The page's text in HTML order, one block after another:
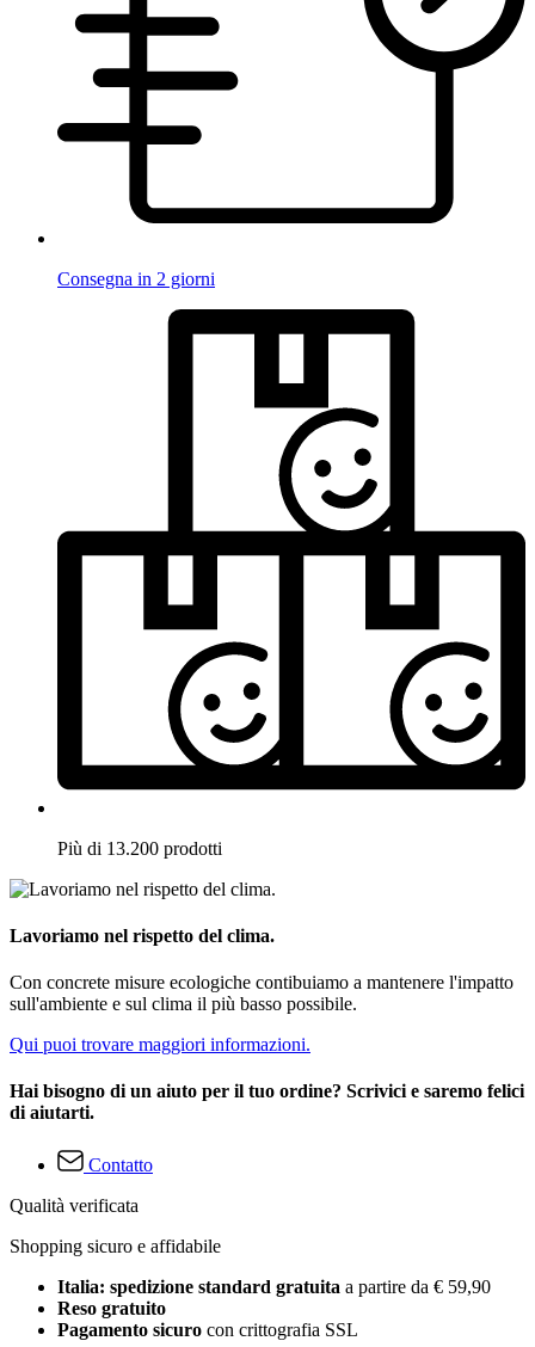
Consegna in 2 giorni
Più di 13.200 prodotti
Lavoriamo nel rispetto del clima.
Con concrete misure ecologiche contibuiamo a mantenere l'impatto
sull'ambiente e sul clima il più basso possibile.
Qui puoi trovare maggiori informazioni.
Hai bisogno di un aiuto per il tuo ordine? Scrivici e saremo felici
di aiutarti.
Contatto
Qualità verificata
Shopping sicuro e affidabile
Italia: spedizione standard gratuita a partire da € 59,90
Reso gratuito
Pagamento sicuro con crittografia SSL